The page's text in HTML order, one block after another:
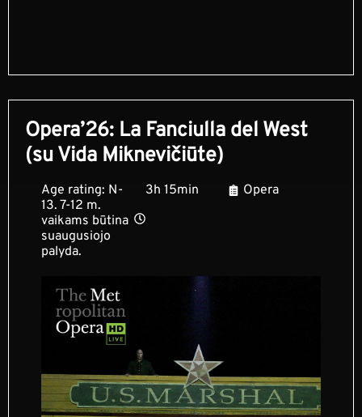
Opera’26: La Fanciulla del West
(su Vida Miknevičiūte)
Age rating: N-
13. 7-12 m.
vaikams būtina
suaugusiojo
palyda.
3h 15min Opera